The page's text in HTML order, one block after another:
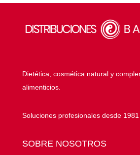
Dietética, cosmética natural y
alimenticios.
Soluciones profesionales desde 1981
SOBRE NOSOTROS